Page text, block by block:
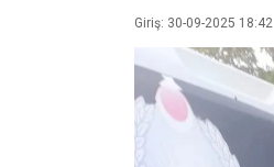
Giriş: 30-09-2025 18:42